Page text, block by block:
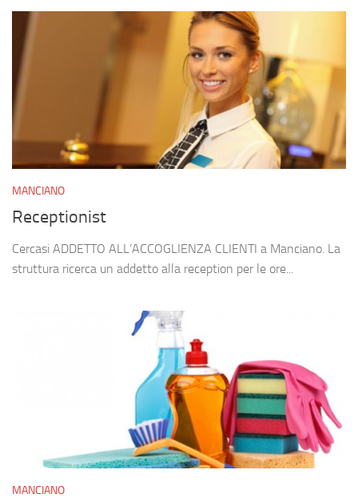
MANCIANO
Receptionist
Cercasi ADDETTO ALL’ACCOGLIENZA CLIENTI a Manciano. La
struttura ricerca un addetto alla reception per le ore...
MANCIANO